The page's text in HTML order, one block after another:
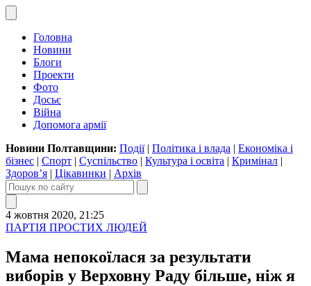
Головна
Новини
Блоги
Проекти
Фото
Досьє
Війна
Допомога армії
Новини Полтавщини: Події| Політика і влада | Економіка і
бізнес | Спорт | Суспільство | Культура і освіта | Кримінал |
Здоров’я | Цікавинки | Архів
4 жовтня 2020, 21:25
ПАРТІЯ ПРОСТИХ ЛЮДЕЙ
Мама непокоїлася за результати
виборів у Верховну Раду більше, ніж я